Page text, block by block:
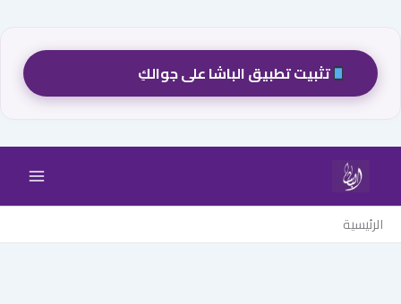
تثبيت تطبيق الباشا على جوالكِ
المحتوى
الرئيسية